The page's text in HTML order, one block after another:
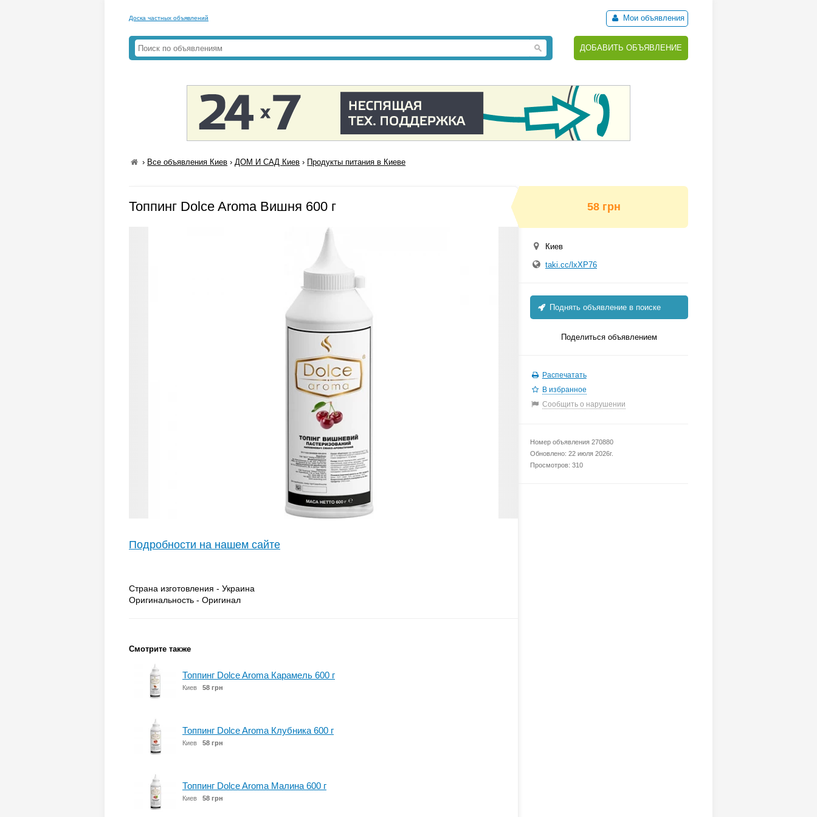
Доска частных объявлений Мои объявления
ДОБАВИТЬ ОБЪЯВЛЕНИЕ
› Все объявления Киев ›ДОМ И САД Киев › Продукты питания в Киеве
Топпинг Dolce Aroma Вишня 600 г
Подробности на нашем сайте
Страна изготовления - Украина
Оригинальность - Оригинал
Смотрите также
Топпинг Dolce Aroma Карамель 600 г
Киев 58 грн
Топпинг Dolce Aroma Клубника 600 г
Киев 58 грн
Топпинг Dolce Aroma Малина 600 г
Киев 58 грн
58 грн
Киев
taki.cc/lxXP76
Поднять объявление в поиске
Поделиться объявлением
Распечатать
В избранное
Сообщить о нарушении
Номер объявления 270880
Обновлено: 22 июля 2026г.
Просмотров: 310